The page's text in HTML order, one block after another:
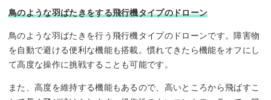
鳥のような羽ばたきをする飛行機タイプのドローン
鳥のような羽ばたきを行う飛行機タイプのドローンです。障害物
を自動で避ける便利な機能も搭載。慣れてきたら機能をオフにし
て高度な操作に挑戦することも可能です。
また、高度を維持する機能もあるので、高いところから飛ばすこ